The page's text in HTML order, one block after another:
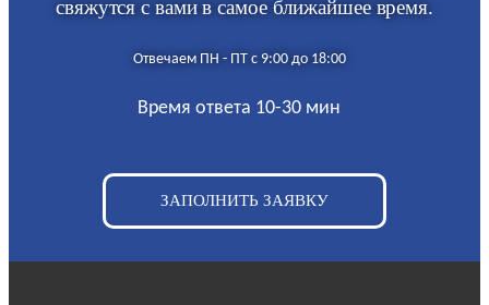
свяжутся с вами в самое ближайшее время.
Отвечаем ПН - ПТ с 9:00 до 18:00
Время ответа 10-30 мин
ЗАПОЛНИТЬ ЗАЯВКУ